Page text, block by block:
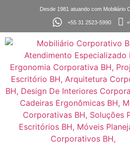
Desde 1981 atuando com Mobiliário
+55 31 2523-5990